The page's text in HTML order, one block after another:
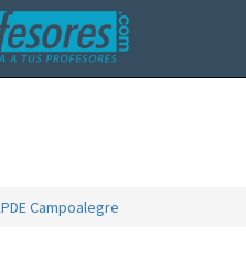
Campoalegre